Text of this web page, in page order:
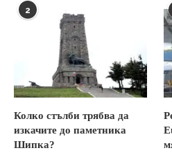
2
Колко стълби трябва да
изкачите до паметника
Шипка?